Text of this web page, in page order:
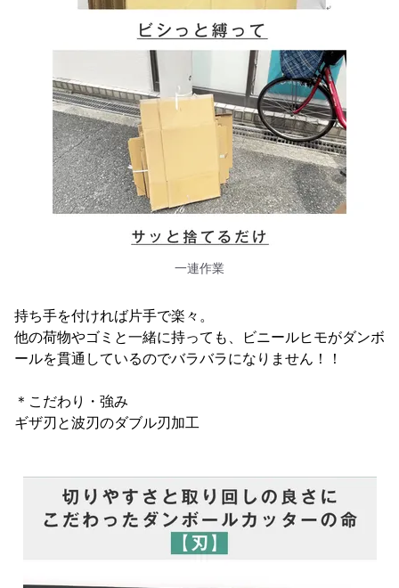
一連作業
持ち手を付ければ片手で楽々。
他の荷物やゴミと一緒に持っても、ビニールヒモがダンボ
ールを貫通しているのでバラバラになりません！！
＊こだわり・強み
ギザ刃と波刃のダブル刃加工